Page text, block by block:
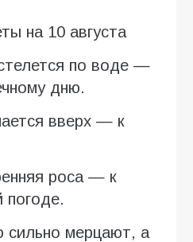
на 10 августа
по воде —
дню.
вверх — к
роса — к
погоде.
мерцают, а